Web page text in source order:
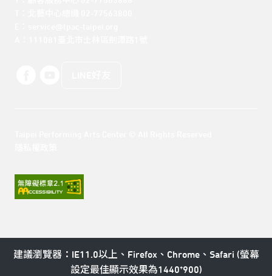
建議瀏覽器：IE11.0以上、Firefox、Chrome、Safari (螢幕
設定最佳顯示效果為1440*900)